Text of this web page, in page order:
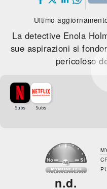
Ultimo
La detective Enola
sue aspirazioni si
pericoloso
n.d.